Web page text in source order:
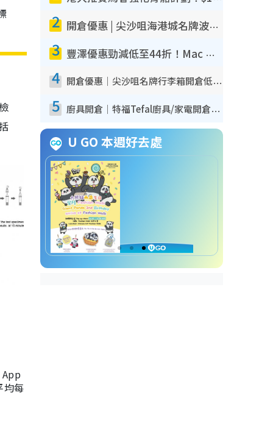
均每
2 開倉優惠 | 尖沙咀海港城名牌波鞋開倉低至1折！On鞋$899起／Joy&Peace鞋履$98起
3 豐澤優惠勁減低至44折！Mac mini/iPhone17Pro大減價！廚房家電$220起
4 開倉優惠｜尖沙咀名牌行李箱開倉低至4折！一連5日 American Tourister/ace./Hallmark $200起！
5 廚具開倉｜特福Tefal廚具/家電開倉低至3折！$220起買平底鍋/炒鑊/湯煲！電飯煲/吸塵機/燙斗$418起
U GO 本週好去處